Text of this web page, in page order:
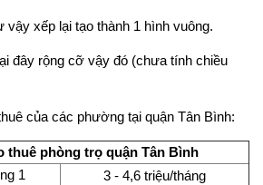
vậy xếp lại tạo thành 1 hình vuông.
đây rộng cỡ vậy đó (chưa tính chiều
của các phường tại quận Tân Bình:
thuê phòng trọ quận Tân Bình
1
3 - 4,6 triệu/tháng